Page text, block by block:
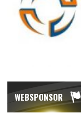
WEBSPONSOR